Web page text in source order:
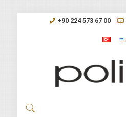
+90 224 573 67 00